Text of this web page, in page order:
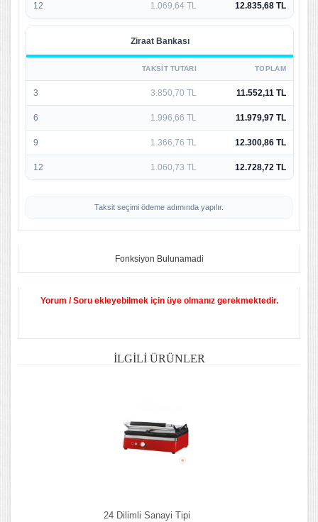
12 1.069,64 TL 12.835,68 TL
Ziraat Bankası
TAKSIT TUTARI TOPLAM
3 3.850,70 TL 11.552,11 TL
6 1.996,66 TL 11.979,97 TL
9 1.366,76 TL 12.300,86 TL
12 1.060,73 TL 12.728,72 TL
Taksit seçimi ödeme adımında yapılır.
Fonksiyon Bulunamadi
Yorum / Soru ekleyebilmek için üye olmanız gerekmektedir.
İLGILI ÜRÜNLER
24 Dilimli Sanayi Tipi